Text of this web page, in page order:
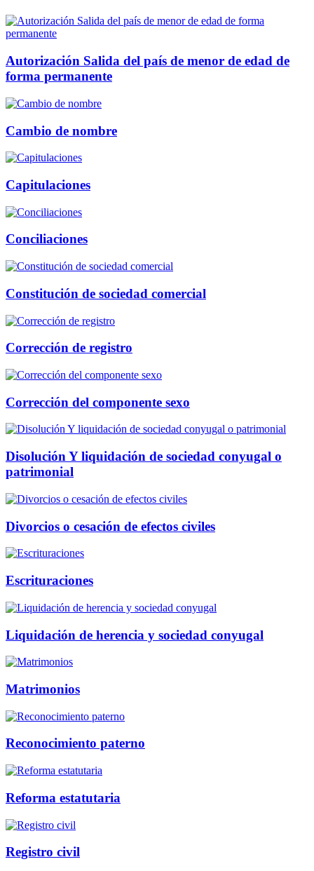
Autorización Salida del país de menor de edad de
forma permanente
Cambio de nombre
Capitulaciones
Conciliaciones
Constitución de sociedad comercial
Corrección de registro
Corrección del componente sexo
Disolución Y liquidación de sociedad conyugal o
patrimonial
Divorcios o cesación de efectos civiles
Escrituraciones
Liquidación de herencia y sociedad conyugal
Matrimonios
Reconocimiento paterno
Reforma estatutaria
Registro civil